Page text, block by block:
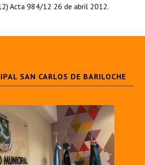
- Registro
Huellas - Registro
- Registro
Acta 984/12 26 de abril 2012.
SAN CARLOS DE BARILOCHE